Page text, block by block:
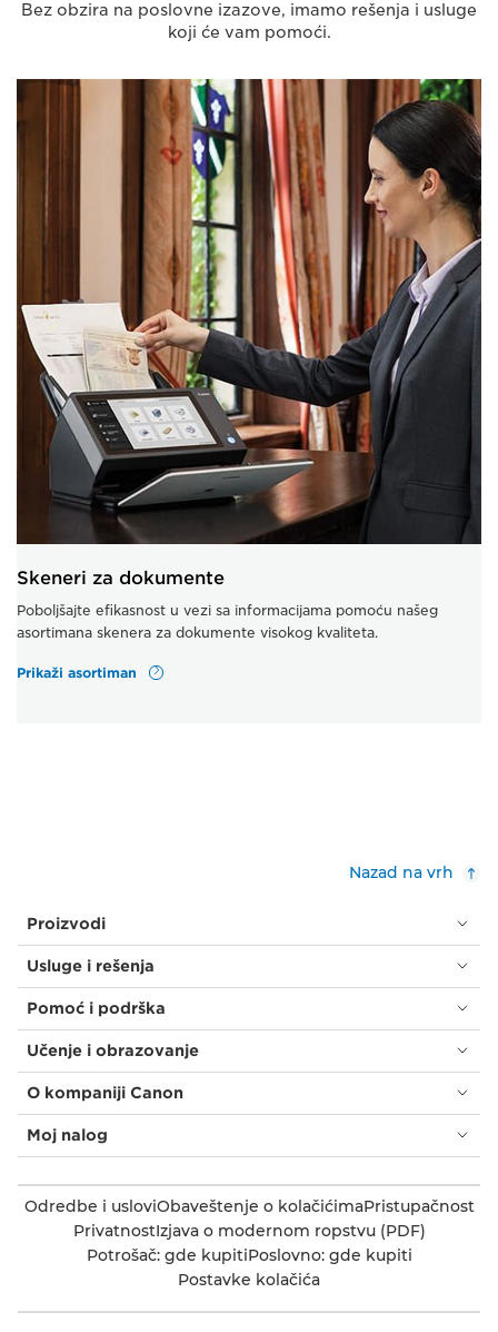
Bez obzira na poslovne izazove, imamo rešenja i usluge
koji će vam pomoći.
Skeneri za dokumente
Poboljšajte efikasnost u vezi sa informacijama pomoću našeg
asortimana skenera za dokumente visokog kvaliteta.
Prikaži asortiman
Nazad na vrh
Proizvodi
Usluge i rešenja
Pomoć i podrška
Učenje i obrazovanje
O kompaniji Canon
Moj nalog
Odredbe i usloviObaveštenje o kolačićimaPristupačnost
PrivatnostIzjava o modernom ropstvu (PDF)
Potrošač: gde kupitiPoslovno: gde kupiti
Postavke kolačića